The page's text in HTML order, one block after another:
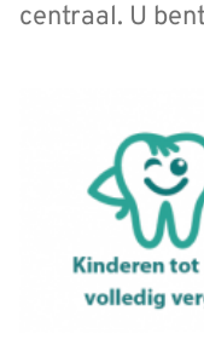
centraal. U